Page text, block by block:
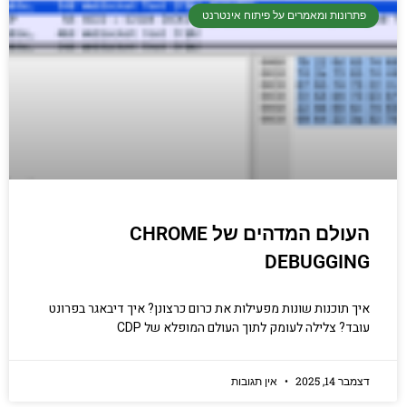
קריפטוגרפיה, ביצועים, אבטחת מידע ומידע
יסודי וחשוב שגם מתכנתים מנוסים לא תמיד
יודעים.
פתרונות ומאמרים על פיתוח אינטרנט
העולם המדהים של CHROME
DEBUGGING
איך תוכנות שונות מפעילות את כרום כרצונן? איך דיבאגר בפרונט
עובד? צלילה לעומק לתוך העולם המופלא של CDP
דצמבר 14, 2025 אין תגובות